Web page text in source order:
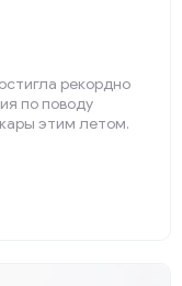
рекордно
по поводу
этим летом.